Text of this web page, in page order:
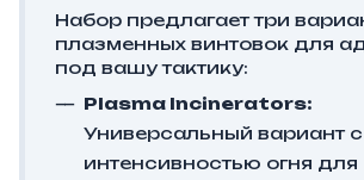
Набор предлагает три
плазменных винтовок для
под вашу тактику:
Plasma Incinerators:
Универсальный вариант
интенсивностью огня для